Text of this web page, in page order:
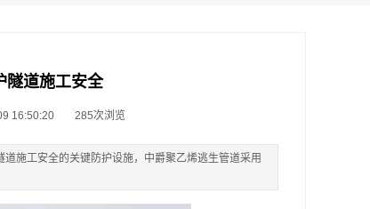
隧道施工安全
16:50:20 285次浏览
施工安全的关键防护设施，中爵聚乙烯逃生管道采用